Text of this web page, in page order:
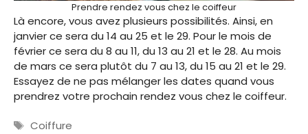
Prendre rendez vous chez le coiffeur
Là encore, vous avez plusieurs possibilités. Ainsi, en
janvier ce sera du 14 au 25 et le 29. Pour le mois de
février ce sera du 8 au 11, du 13 au 21 et le 28. Au mois
de mars ce sera plutôt du 7 au 13, du 15 au 21 et le 29.
Essayez de ne pas mélanger les dates quand vous
prendrez votre prochain rendez vous chez le coiffeur.
Étiquettes
Coiffure